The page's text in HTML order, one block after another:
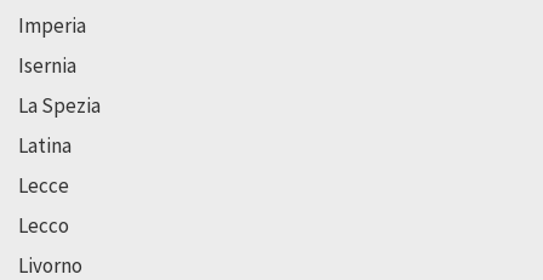
Imperia
Isernia
La Spezia
Latina
Lecce
Lecco
Livorno